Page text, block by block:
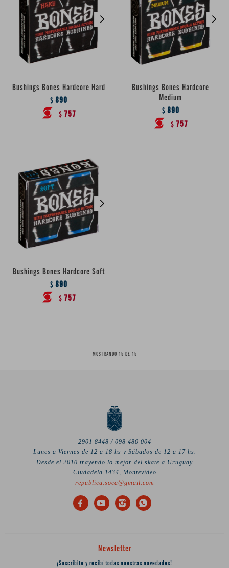
Bushings Bones Hardcore Hard
$ 890
$ 757
Bushings Bones Hardcore
Medium
$ 890
$ 757
Bushings Bones Hardcore Soft
$ 890
$ 757
MOSTRANDO 15 DE 15
2901 8448 / 098 480 004
Lunes a Viernes de 12 a 18 hs y Sábados de 12 a 17 hs.
Desde el 2010 trayendo lo mejor del skate a Uruguay
Ciudadela 1434, Montevideo
republica.soca@gmail.com
   
Newsletter
¡Suscribite y recibí todas nuestras novedades!